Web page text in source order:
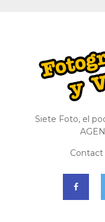
Siete Foto, el
Contact